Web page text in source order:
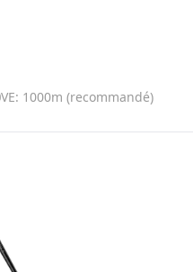
VE: 1000m (recommandé)